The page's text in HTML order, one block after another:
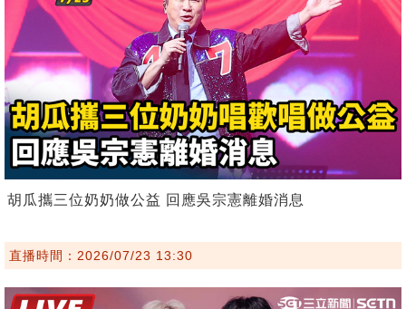
胡瓜攜三位奶奶做公益 回應吳宗憲離婚消息
直播時間：2026/07/23 13:30